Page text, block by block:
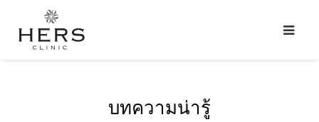
บทความน่ารู้